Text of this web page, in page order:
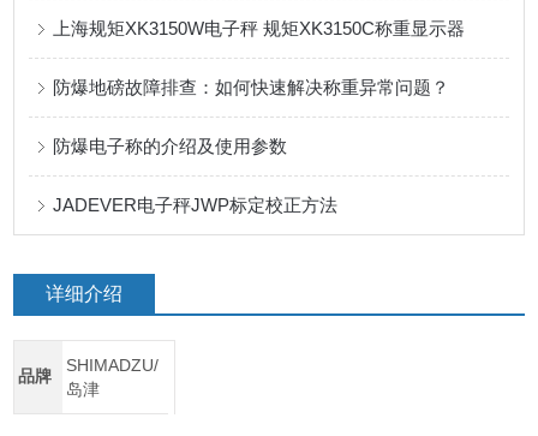
上海规矩XK3150W电子秤 规矩XK3150C称重显示器
防爆地磅故障排查：如何快速解决称重异常问题？
防爆电子称的介绍及使用参数
JADEVER电子秤JWP标定校正方法
详细介绍
品牌
SHIMADZU/
岛津